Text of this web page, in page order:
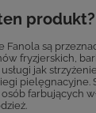
produkt?
Fanola są
fryzjerskich,
jak
pielęgnacyjne.
farbujących